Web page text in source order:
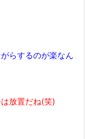
らするのが楽なん
放置だね(笑)